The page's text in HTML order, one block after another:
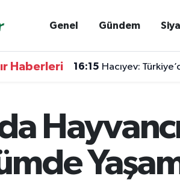
Genel Gündem
Haberleri 16:15 Hacıyev:
Fikstür